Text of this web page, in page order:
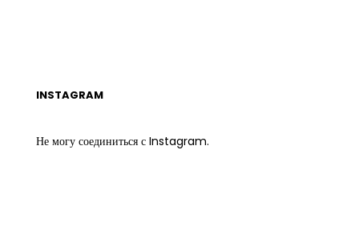
INSTAGRAM
Не могу соединиться с Instagram.